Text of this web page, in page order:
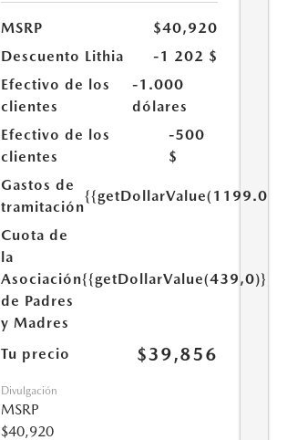
MSRP
$40,920
Descuento Lithia
-1 202 $
Efectivo de los
clientes
-1.000
dólares
Efectivo de los
clientes
-500
$
Gastos de
tramitación
{{getDollarValue(1199.0)}}
Cuota de
la
Asociación
de Padres
y Madres
{{getDollarValue(439,0)}}
Tu precio $39,856
Divulgación
MSRP
$40,920